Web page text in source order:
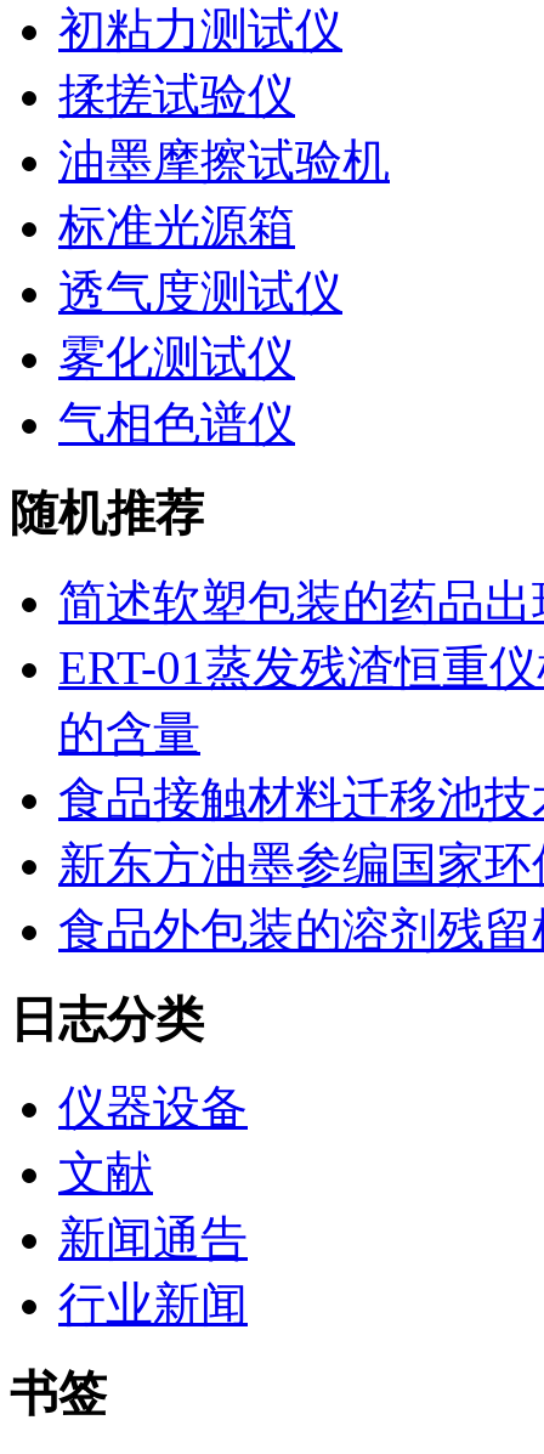
初粘力测试仪
揉搓试验仪
油墨摩擦试验机
标准光源箱
透气度测试仪
雾化测试仪
气相色谱仪
随机推荐
简述软塑包装的药品
ERT-01蒸发残渣恒重
的含量
食品接触材料迁移池
新东方油墨参编国家
食品外包装的溶剂残留
日志分类
仪器设备
文献
新闻通告
行业新闻
书签